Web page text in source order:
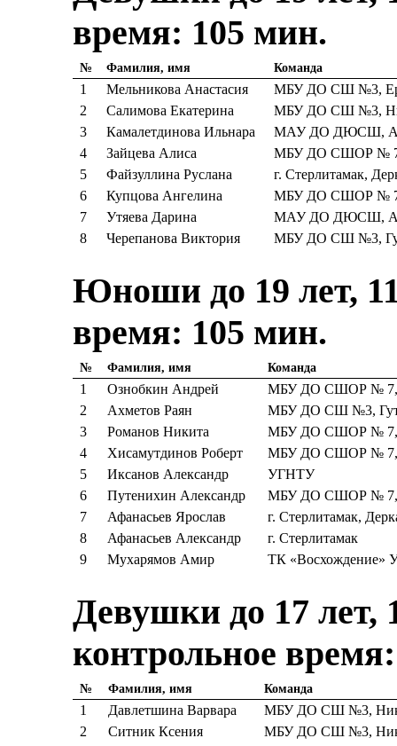
время: 105 мин.
№ Фамилия, имя Команда
1 Мельникова Анастасия
МБУ ДО СШ №3,
2
Салимова Екатерина
МБУ ДО СШ №3,
3
Камалетдинова Ильнара
МАУ ДО ДЮСШ,
4
Зайцева Алиса
МБУ ДО СШОР №
5
Файзуллина Руслана
г. Стерлитамак,
6
Купцова Ангелина
МБУ ДО СШОР №
7
Утяева Дарина
МАУ ДО ДЮСШ,
8
Черепанова Виктория МБУ ДО СШ №3,
Юноши до 19 лет,
время: 105 мин.
№ Фамилия, имя Команда
1 Ознобкин Андрей
МБУ ДО СШОР № 7,
2
Ахметов Раян
МБУ ДО СШ №3,
3
Романов Никита
МБУ ДО СШОР № 7,
4
Хисамутдинов Роберт
МБУ ДО СШОР № 7,
5
Иксанов Александр
УГНТУ
6
Путенихин Александр
МБУ ДО СШОР № 7,
7
Афанасьев Ярослав
г. Стерлитамак,
8
Афанасьев Александр
г. Стерлитамак
9
Мухарямов Амир ТК «Восхождение»
Девушки до 17 лет,
контрольное
№ Фамилия, имя Команда
1 Давлетшина Варвара
МБУ ДО СШ №3,
2
Ситник Ксения
МБУ ДО СШ №3,